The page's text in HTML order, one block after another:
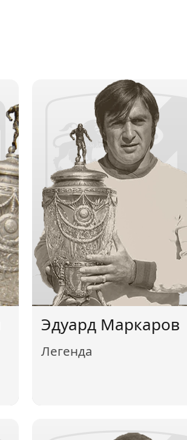
Эдуард Маркаров
Легенда